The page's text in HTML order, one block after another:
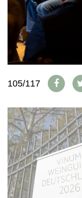
PRESSE
MENTIONS LÉGALES
CGV & PROTECTION
DONNÉES
FAQ
105/117